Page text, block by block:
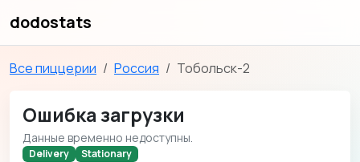
dodostats
Все пиццерии Россия Тобольск-2
Ошибка загрузки
Данные временно недоступны.
Delivery Stationary